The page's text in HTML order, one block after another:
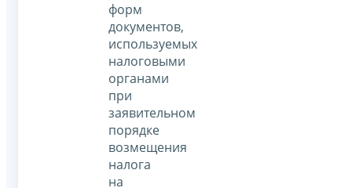
форм
документов,
используемых
налоговыми
органами
при
заявительном
порядке
возмещения
налога
на